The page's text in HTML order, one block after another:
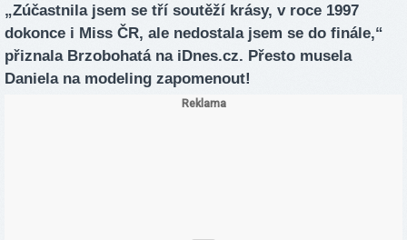
„Zúčastnila jsem se tří soutěží krásy, v roce 1997
dokonce i Miss ČR, ale nedostala jsem se do finále,“
přiznala Brzobohatá na iDnes.cz. Přesto musela
Daniela na modeling zapomenout!